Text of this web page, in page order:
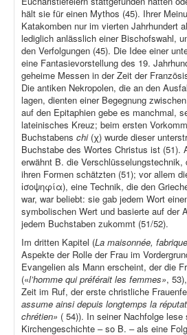
hält sie für einen Mythos (45). Ihrer
Katakomben nur im vierten Jahrhundert
lediglich anlässlich einer Bischofswahl,
den Verfolgungen (45). Die Idee einer
eine Fantasievorstellung des 19.
geheime Messen in der Zeit der
Die antiken Nekropolen, die an den
lagen, dienten einer Begegnung
auf den Epitaphien gebe es manchmal,
lateinisches Kreuz; beim ersten
Buchstabens chi (χ) wurde dieser
Buchstabe des Wortes Christus ist (51).
erwähnt B. die
ihren Formen schätzten (51); vor allem
ἰσοψηφία), eine Technik, die den
war, war beliebt: sie gab jedem Wort
symbolischen Wert und basierte auf der
jedem Buchstaben zukommt (51/52).
Im dritten Kapitel (La maisonnée,
Aspekte der Rolle der Frau im
Evangelien als Mann erscheint, der die
(«l’homme qui préférait les femmes»,
Zeit im Ruf, der erste christliche
assume ainsi depuis longtemps la
chrétien» ( 54)). In seiner Nachfolge lese
Kirchengeschichte – so B. – als eine